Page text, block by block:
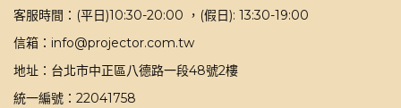
客服時間：(平日)10:30-20:00 ，(假日): 13:30-19:00
信箱：info@projector.com.tw
地址：台北市中正區八德路一段48號2樓
統一編號：22041758